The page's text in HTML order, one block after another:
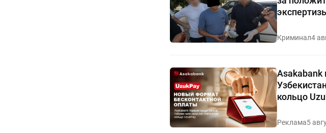
Криминал4
Asakabank
кольцо
Реклама5